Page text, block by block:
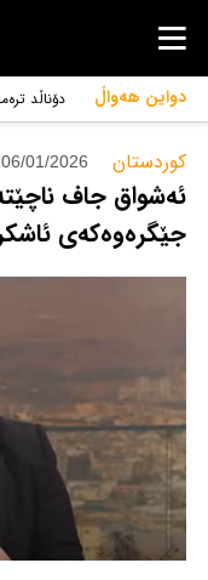
دواین هەواڵ دۆناڵد
کوردستان‌ 06/01/2026
ئەشواق جاف
جێگرەوەکەی